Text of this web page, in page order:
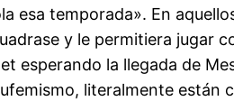
esa temporada». En
y le permitiera jugar
esperando la llegada de
literalmente están